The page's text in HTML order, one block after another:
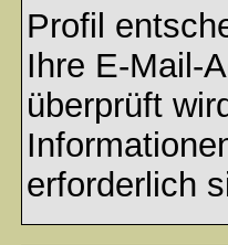
Profil
Ihre E-Mail-
überprüft
erforderlich